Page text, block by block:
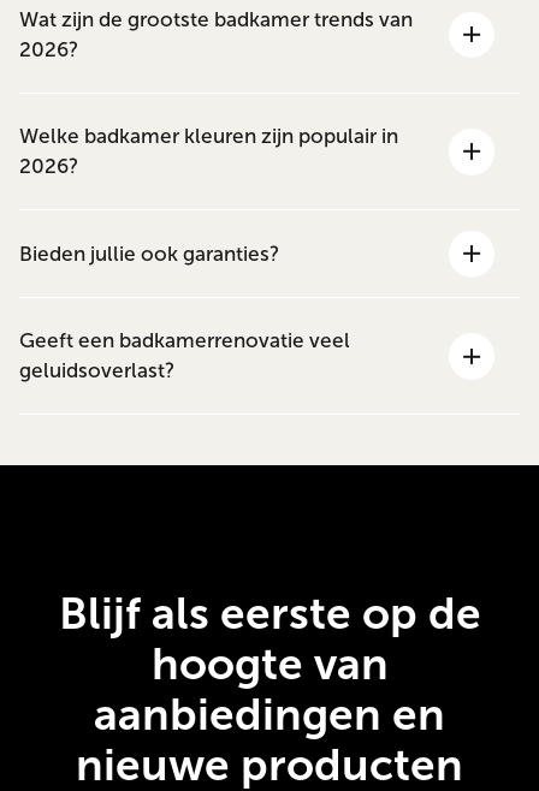
Wat zijn de grootste badkamer trends van
2026?
Welke badkamer kleuren zijn populair in
2026?
Bieden jullie ook garanties?
Geeft een badkamerrenovatie veel
geluidsoverlast?
Blijf als eerste op de
hoogte van
aanbiedingen en
nieuwe producten